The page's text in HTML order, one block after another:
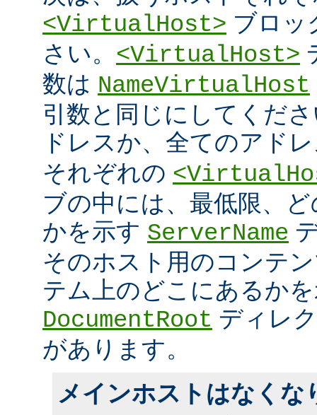
<VirtualHost> ブロッ
さい。 <VirtualHost>
数は NameVirtualHost
引数と同じにしてくだ
ドレスか、全てのアド
それぞれの
ブの中には、最低限、
かを示す ServerName
そのホスト用のコンテ
テム上のどこにあるか
DocumentRoot ディレ
があります。
メインホストはなくな